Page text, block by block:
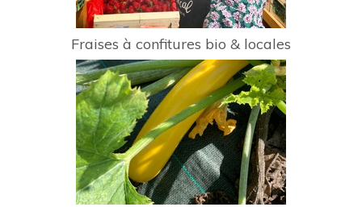
Fraises à confitures bio & locales